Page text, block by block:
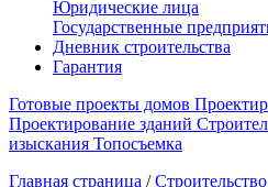
Юридические лица
Государственные
Дневник строительства
Гарантия
Готовые проекты домов
Проектирование зданий
изыскания Топосъемка
Главная страница /